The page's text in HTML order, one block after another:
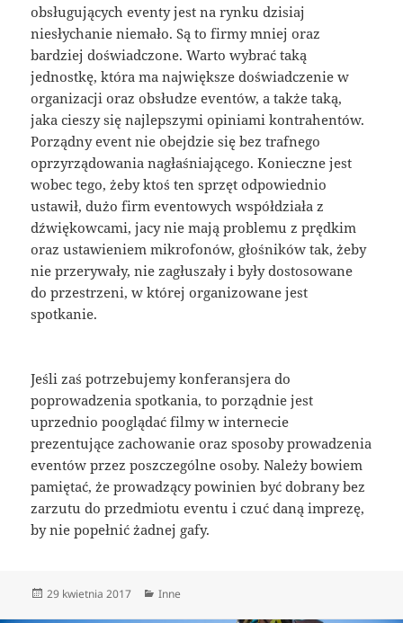
obsługujących eventy jest na rynku dzisiaj
niesłychanie niemało. Są to firmy mniej oraz
bardziej doświadczone. Warto wybrać taką
jednostkę, która ma największe doświadczenie w
organizacji oraz obsłudze eventów, a także taką,
jaka cieszy się najlepszymi opiniami kontrahentów.
Porządny event nie obejdzie się bez trafnego
oprzyrządowania nagłaśniającego. Konieczne jest
wobec tego, żeby ktoś ten sprzęt odpowiednio
ustawił, dużo firm eventowych współdziała z
dźwiękowcami, jacy nie mają problemu z prędkim
oraz ustawieniem mikrofonów, głośników tak, żeby
nie przerywały, nie zagłuszały i były dostosowane
do przestrzeni, w której organizowane jest
spotkanie.
Jeśli zaś potrzebujemy konferansjera do
poprowadzenia spotkania, to porządnie jest
uprzednio pooglądać filmy w internecie
prezentujące zachowanie oraz sposoby prowadzenia
eventów przez poszczególne osoby. Należy bowiem
pamiętać, że prowadzący powinien być dobrany bez
zarzutu do przedmiotu eventu i czuć daną imprezę,
by nie popełnić żadnej gafy.
Data
29 kwietnia 2017 Kategorie
Inne